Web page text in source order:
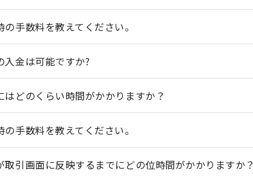
の手数料を教えてください。
入金は可能ですか?
はどのくらい時間がかかりますか？
の手数料を教えてください。
取引画面に反映するまでにどの位時間がかかりますか？